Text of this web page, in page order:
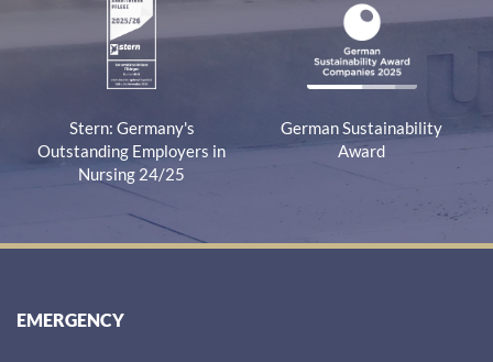
Stern: Germany's
Outstanding Employers in
Nursing 24/25
German Sustainability
Award
EMERGENCY